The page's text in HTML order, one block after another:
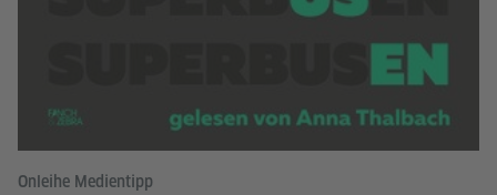
Onleihe Medientipp